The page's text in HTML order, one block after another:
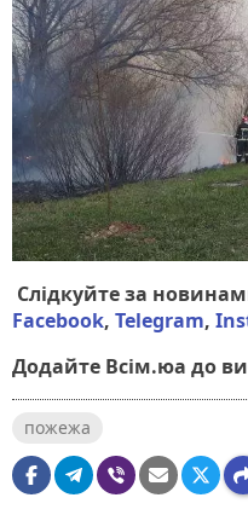
Слідкуйте за
Facebook, Telegram,
Додайте Всім.юа до
пожежа